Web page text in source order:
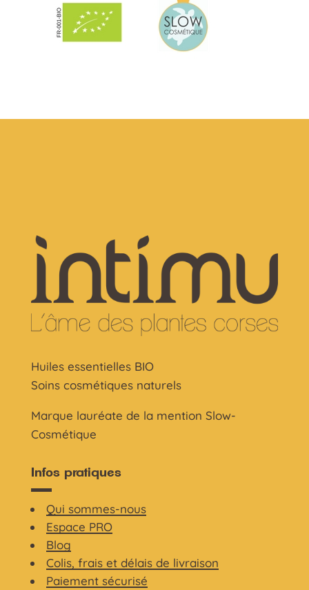
Huiles essentielles BIO
Soins cosmétiques naturels
Marque lauréate de la mention Slow-
Cosmétique
Infos pratiques
Qui sommes-nous
Espace PRO
Blog
Colis, frais et délais de livraison
Paiement sécurisé